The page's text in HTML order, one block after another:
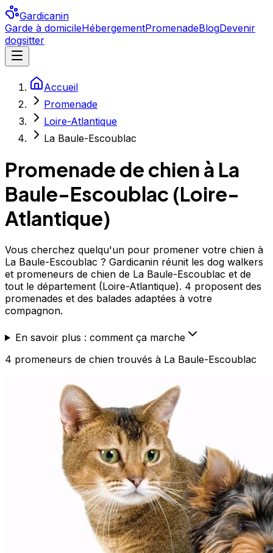
Gardicanin
Garde à domicileHébergementPromenadeBlogDevenir
dogsitter
Accueil
Promenade
Loire-Atlantique
La Baule-Escoublac
Promenade de chien à La
Baule-Escoublac (Loire-
Atlantique)
Vous cherchez quelqu'un pour promener votre chien à
La Baule-Escoublac ? Gardicanin réunit les dog walkers
et promeneurs de chien de La Baule-Escoublac et de
tout le département (Loire-Atlantique). 4 proposent des
promenades et des balades adaptées à votre
compagnon.
En savoir plus : comment ça marche
4 promeneurs de chien trouvés à La Baule-Escoublac